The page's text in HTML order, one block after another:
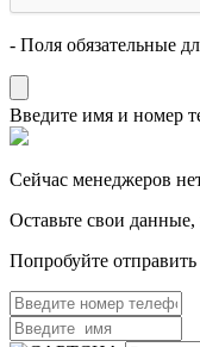
- Поля обязательные
Введите имя и номер
Cейчас менеджеров
Оставьте свои данные,
Попробуйте